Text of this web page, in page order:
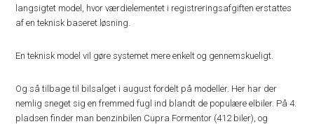
langsigtet model, hvor værdielementet i registreringsafgiften erstattes
af en teknisk baseret løsning.
En teknisk model vil gøre systemet mere enkelt og gennemskueligt.
Og så tilbage til bilsalget i august fordelt på modeller. Her har der
nemlig sneget sig en fremmed fugl ind blandt de populære elbiler. På 4.
pladsen finder man benzinbilen Cupra Formentor (412 biler), og